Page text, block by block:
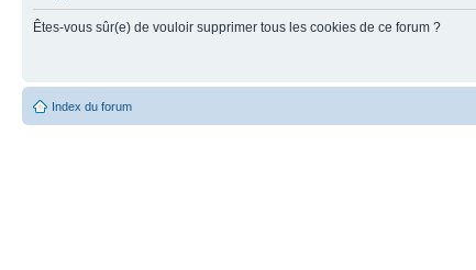
Êtes-vous sûr(e) de vouloir supprimer tous les cookies de ce forum ?
Index du forum